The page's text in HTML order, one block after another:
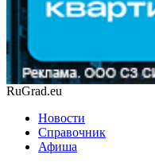
RuGrad.eu
Новости
Справочник
Афиша